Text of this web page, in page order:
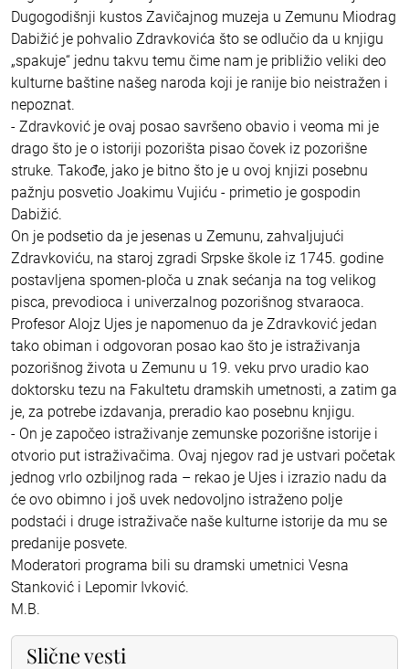
Dugogodišnji kustos Zavičajnog muzeja u Zemunu Miodrag
Dabižić je pohvalio Zdravkovića što se odlučio da u knjigu
„spakuje“ jednu takvu temu čime nam je približio veliki deo
kulturne baštine našeg naroda koji je ranije bio neistražen i
nepoznat.
- Zdravković je ovaj posao savršeno obavio i veoma mi je
drago što je o istoriji pozorišta pisao čovek iz pozorišne
struke. Takođe, jako je bitno što je u ovoj knjizi posebnu
pažnju posvetio Joakimu Vujiću - primetio je gospodin
Dabižić.
On je podsetio da je jesenas u Zemunu, zahvaljujući
Zdravkoviću, na staroj zgradi Srpske škole iz 1745. godine
postavljena spomen-ploča u znak sećanja na tog velikog
pisca, prevodioca i univerzalnog pozorišnog stvaraoca.
Profesor Alojz Ujes je napomenuo da je Zdravković jedan
tako obiman i odgovoran posao kao što je istraživanja
pozorišnog života u Zemunu u 19. veku prvo uradio kao
doktorsku tezu na Fakultetu dramskih umetnosti, a zatim ga
je, za potrebe izdavanja, preradio kao posebnu knjigu.
- On je započeo istraživanje zemunske pozorišne istorije i
otvorio put istraživačima. Ovaj njegov rad je ustvari početak
jednog vrlo ozbiljnog rada – rekao je Ujes i izrazio nadu da
će ovo obimno i još uvek nedovoljno istraženo polje
podstaći i druge istraživače naše kulturne istorije da mu se
predanije posvete.
Moderatori programa bili su dramski umetnici Vesna
Stanković i Lepomir Ivković.
M.B.
Slične vesti